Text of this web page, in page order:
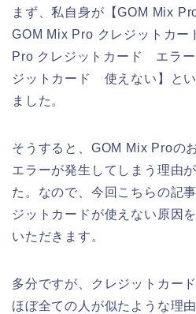
まず、私自身が【GOM Mix
GOM Mix Pro クレジットカ
Pro クレジットカード エラ
ジットカード 使えない】と
ました。
そうすると、GOM Mix Proの
エラーが発生してしまう理由
た。なので、今回こちらの記
ジットカードが使えない原因
いただきます。
多分ですが、クレジットカー
ほぼ全ての人が似たような理